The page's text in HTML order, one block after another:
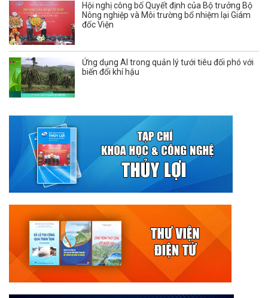
Hội nghị công bố Quyết định của Bộ trưởng Bộ
Nông nghiệp và Môi trường bổ nhiệm lại Giám
đốc Viện
Ứng dụng AI trong quản lý tưới tiêu đối phó với
biến đổi khí hậu